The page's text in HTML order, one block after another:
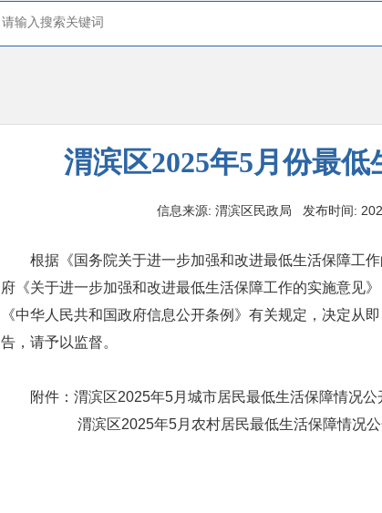
渭滨区2025年5月份最
信息来源: 渭滨区民政局 发布时间:
根据《国务院关于进一步加强和改进最低生活保障工
府《关于进一步加强和改进最低生活保障工作的实施意见
《中华人民共和国政府信息公开条例》有关规定，决定从
告，请予以监督。
附件：渭滨区2025年5月城市居民最低生活保障情况公
渭滨区2025年5月农村居民最低生活保障情况公